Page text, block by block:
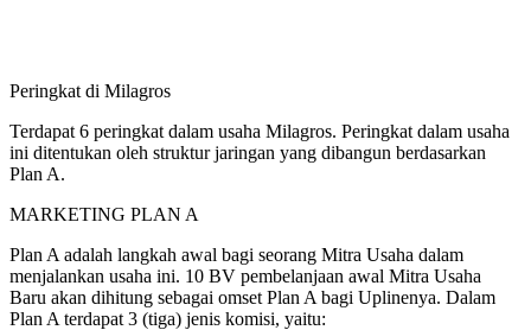
Peringkat di Milagros
Terdapat 6 peringkat dalam usaha Milagros. Peringkat dalam usaha
ini ditentukan oleh struktur jaringan yang dibangun berdasarkan
Plan A.
MARKETING PLAN A
Plan A adalah langkah awal bagi seorang Mitra Usaha dalam
menjalankan usaha ini. 10 BV pembelanjaan awal Mitra Usaha
Baru akan dihitung sebagai omset Plan A bagi Uplinenya. Dalam
Plan A terdapat 3 (tiga) jenis komisi, yaitu: